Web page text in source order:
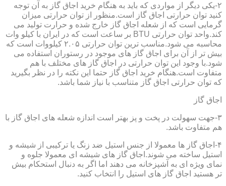
۲-یکی دیگر از مواردی که باید به هنگام خرید اجاق گاز به آن توجه
کنید توان حرارتی اجاق گاز است.منظور از توان حرارتی میزان
گرمایی است که از شعله اجاق گاز خارج شده و حرارت تولید می
کند.واحد توان حرارتی BTU بر ساعت است که در ایران با کیلو وات
محاسبه می شود.مناسب ترین توان حرارتی ۲.۰۵ کیلووات است که
بیش تر از آن برای اجاق گاز های موجود در رستوران استفاده می
شود.با وجود این توان حرارتی در اجاق گاز های مختلف با هم
متفاوت است.هنگام خرید اجاق گاز حتما این نکته را در نظر بگیرید
که توان حرارتی اجاق گاز متناسب با نیاز شما باشد.
اجاق گاز
۳-جهت سهولت در پخت و پز بهتر است اندازه شعله های اجاق گاز با
هم متفاوت باشد.
۴-اجاق گاز ها معمولا از جنس استیل ضد زنگ یا ترکیبی از شیشه و
استیل ساخته می شوند.اجاق گاز های شیشه ای معمولا جلوه و
نمای ویژه ای به آشپزخانه می دهند اما اگر به دنبال استحکام بیش
تر هستید اجاق گاز های استیل را انتخاب کنید.